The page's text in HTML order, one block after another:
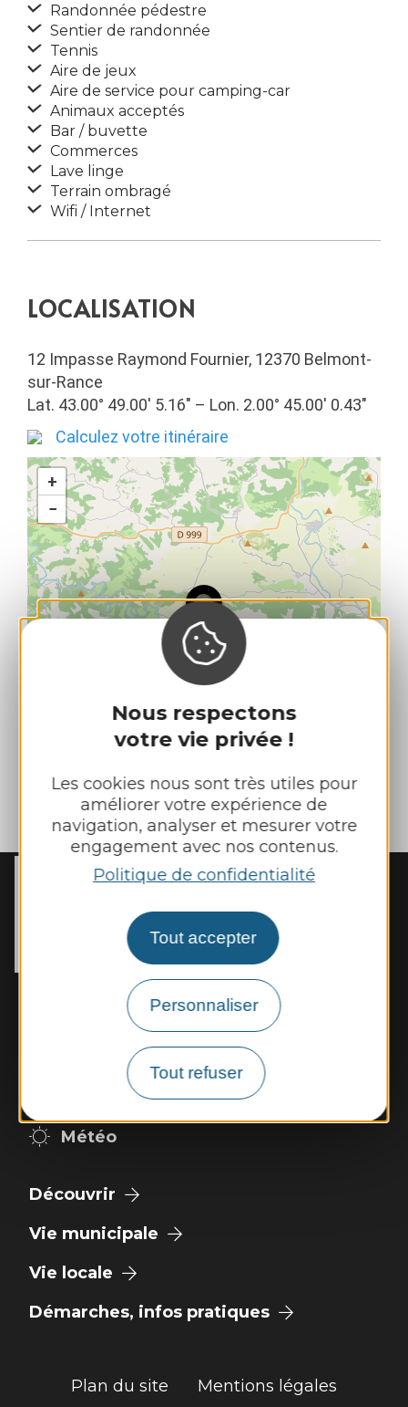
Nous respectons
votre vie privée !
Les cookies nous sont très utiles pour
améliorer votre expérience de
navigation, analyser et mesurer votre
engagement avec nos contenus.
Politique de confidentialité
Tout accepter
Personnaliser
Tout refuser
Randonnée pédestre
Sentier de randonnée
Tennis
Aire de jeux
Aire de service pour camping-car
Animaux acceptés
Bar / buvette
Commerces
Lave linge
Terrain ombragé
Wifi / Internet
LOCALISATION
12 Impasse Raymond Fournier, 12370 Belmont-
sur-Rance
Lat. 43.00° 49.00′ 5.16″ – Lon. 2.00° 45.00′ 0.43″
Calculez votre itinéraire
+
−
| Map data ©
2 place de l’Eglise
12400 Rebourguil
Tél. :05 65 99 83 11
Horaires d'ouverture :
Mardi et jeudi de 14h00 à 17h00
Vendredi de 9h00 à 12h00
Nous contacter
Météo
Découvrir
Vie municipale
Vie locale
Démarches, infos pratiques
Plan du site Mentions légales